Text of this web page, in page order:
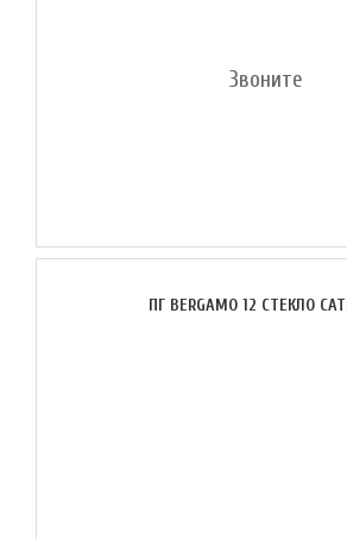
Звоните
ПГ BERGAMO 12 СТЕКЛО